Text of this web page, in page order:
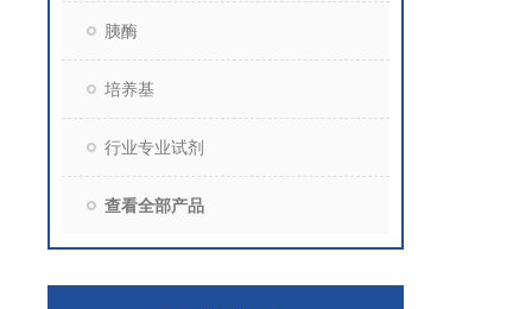
胰酶
培养基
行业专业试剂
查看全部产品